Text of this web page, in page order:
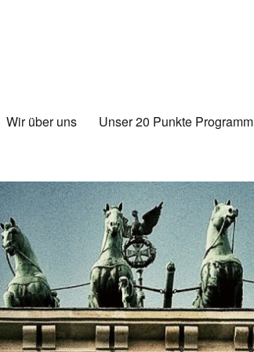
Wir über uns Unser 20 Punkte Programm